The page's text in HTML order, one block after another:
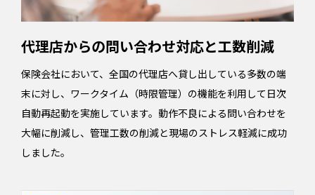
代理店からの問い合わせ対応と工数削減
保険会社において、全国の代理店へ貸し出している多数の端
末に対し、ワークタイム（時限管理）の機能を利用して日次
自動再起動を実施しています。動作不良による問い合わせを
大幅に削減し、管理工数の削減と現場のストレス軽減に成功
しました。